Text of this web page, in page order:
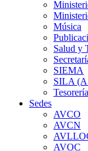
Música
Salud y
SIEMA
SILA
Tesorería
Sedes
AVCO
AVCN
AVOC